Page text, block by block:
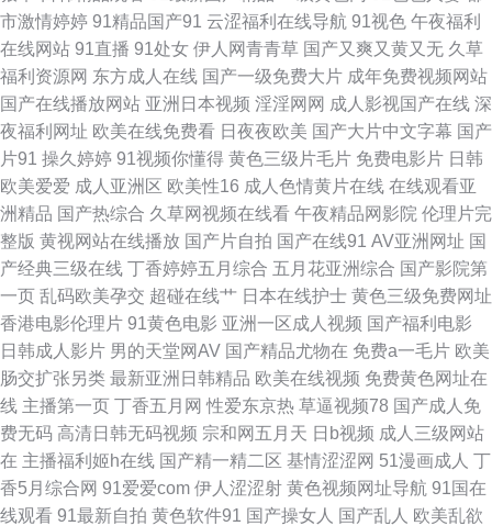
色情91 欧美成人卡九十 黑丝少妇后入口交萝莉 福利视频国产 人妖日B视频
久久爱香蕉 国产伦精品一区二 亚洲蜜桃网站 停停六月 97另类高清影院 日韩
电影女优 97人人肏 欧美乱码十区 国产欧美在线综合 51自拍网站 午夜毛毛毛
视频免费看 女同二区 wWwfefeC0m66 亚州色区 狼友天堂AV 欧日韩aa 精品
日韩中文字 国产精品嫩 久久成人永久免费视频 日韩成人九区 91发布页 色哟
哟导航 大香蕉青草 九一传媒免费看 岛国三级网站在线观看 欧韩午夜视频 精
品AV网 JK白丝污片 久久人人入肉 人妻丝袜九九精品 蜜桃色播免费观看 电
影免费观看 91大神美日一区二区 国产涩涩 阿v视频在线网址 91黄色小网站
天天干网址 九九午夜欧美精品久久 久久国产免费三级 激情在线QVD 美女
市激情婷婷 91精品国产91 云涩福利在线导航 91视色 午夜福利
在线网站 91直播 91处女 伊人网青青草 国产又爽又黄又无 久草
福利资源网 东方成人在线 国产一级免费大片 成年免费视频网站
国产在线播放网站 亚洲日本视频 淫淫网网 成人影视国产在线 深
夜福利网址 欧美在线免费看 日夜夜欧美 国产大片中文字幕 国产
片91 操久婷婷 91视频你懂得 黄色三级片毛片 免费电影片 日韩
欧美爱爱 成人亚洲区 欧美性16 成人色情黄片在线 在线观看亚
洲精品 国产热综合 久草网视频在线看 午夜精品网影院 伦理片完
整版 黄视网站在线播放 国产片自拍 国产在线91 AV亚洲网址 国
产经典三级在线 丁香婷婷五月综合 五月花亚洲综合 国产影院第
一页 乱码欧美孕交 超碰在线艹 日本在线护士 黄色三级免费网址
香港电影伦理片 91黄色电影 亚洲一区成人视频 国产福利电影
日韩成人影片 男的天堂网AV 国产精品尤物在 免费a一毛片 欧美
肠交扩张另类 最新亚洲日韩精品 欧美在线视频 免费黄色网址在
线 主播第一页 丁香五月网 性爱东京热 草逼视频78 国产成人免
费无码 高清日韩无码视频 宗和网五月天 日b视频 成人三级网站
在 主播福利姬h在线 国产精一精二区 基情涩涩网 51漫画成人 丁
香5月综合网 91爱爱com 伊人涩涩射 黄色视频网址导航 91国在
线观看 91最新自拍 黄色软件91 国产操女人 国产乱人 欧美乱欲